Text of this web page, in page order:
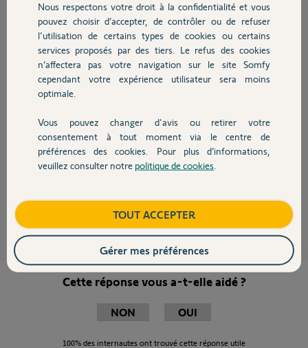
Chauffage
Autres produits
Devis avec un pro
Contact
Merci de votre aide.
Christophe J.
il y a presque 8 ans
Participer au fil de discussion
Problème solutionné par Jorge et l'équipe support qui a été au top. Bravo
Cette réponse vous a-t-elle aidé ?
NON OUI
100% des internautes ont trouvé cette réponse utile
Nous respectons votre droit à la confidentialité et vous
pouvez choisir d’accepter, de contrôler ou de refuser
l'utilisation de certains types de cookies ou certains
services proposés par des tiers. Le refus des cookies
n’affectera pas votre navigation sur le site Somfy
cependant votre expérience utilisateur sera moins
optimale.
Vous pouvez changer d'avis ou retirer votre
consentement à tout moment via le centre de
préférences des cookies. Pour plus d’informations,
veuillez consulter notre politique de cookies
TOUT ACCEPTER
Gérer mes préférences